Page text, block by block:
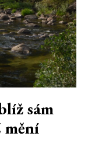
sám
mění